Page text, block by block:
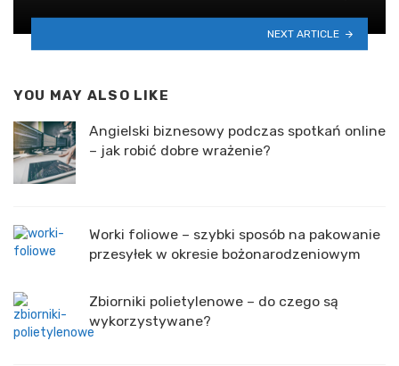
NEXT ARTICLE
YOU MAY ALSO LIKE
Angielski biznesowy podczas spotkań online
– jak robić dobre wrażenie?
Worki foliowe – szybki sposób na pakowanie
przesyłek w okresie bożonarodzeniowym
Zbiorniki polietylenowe – do czego są
wykorzystywane?